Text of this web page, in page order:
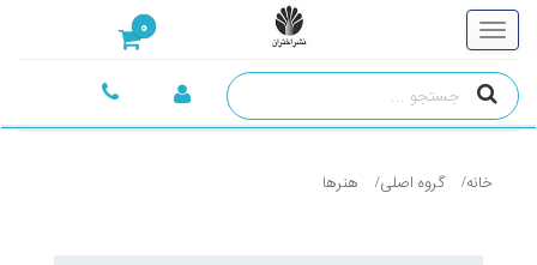
0
خانه گروه اصلی هنرها